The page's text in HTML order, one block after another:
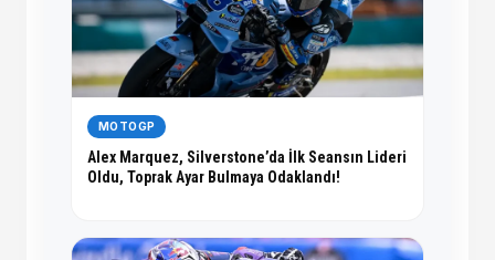
MOTOGP
Alex Marquez, Silverstone’da İlk Seansın Lideri
Oldu, Toprak Ayar Bulmaya Odaklandı!